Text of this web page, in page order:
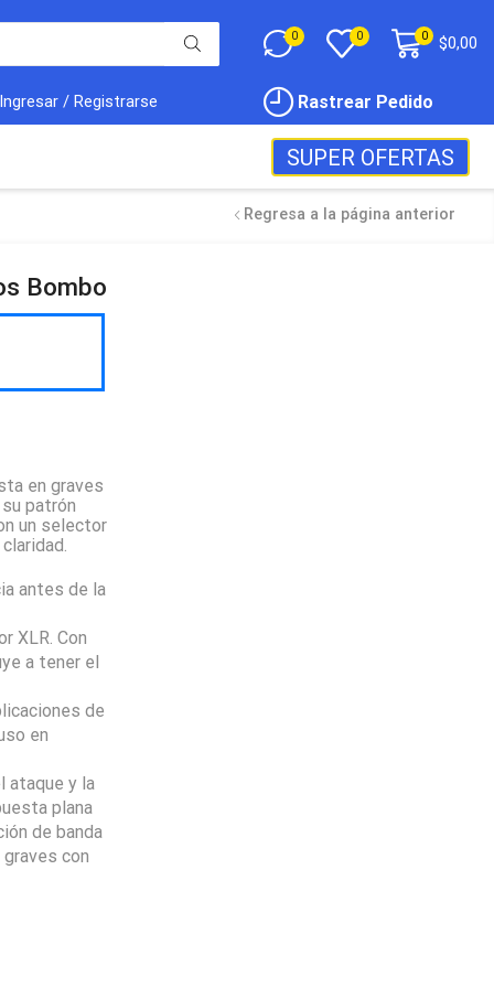
0 0 0 $0,00
Ingresar / Registrarse Rastrear Pedido
SUPER OFERTAS
Regresa a la página anterior
Bombo
en graves
patrón
un selector
antes de la
XLR. Con
a tener el
de
en
ataque y la
plana
de banda
con